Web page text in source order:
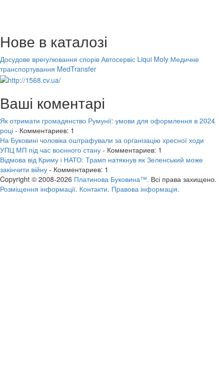
Нове в каталозі
Досудове врегулювання спорів Автосервіс Liqui Moly Медичне
транспортування MedTransfer
Ваші коментарі
Як отримати громадянство Румунії: умови для оформлення в 2024
році - Комментариев: 1
На Буковині чоловіка оштрафували за організацію хресної ходи
УПЦ МП під час воєнного стану - Комментариев: 1
Відмова від Криму і НАТО: Трамп натякнув як Зеленський може
закінчити війну - Комментариев: 1
Copyright © 2008-2026 Платинова Буковина™. Всі права захищено.
Розміщення інформації. Контакти. Правова інформація.